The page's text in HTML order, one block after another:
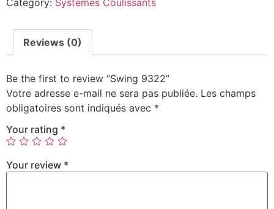
Reviews (0)
Be the first to review “Swing 9322”
Votre adresse e-mail ne sera pas publiée. Les champs
obligatoires sont indiqués avec *
Your rating *
Your review *